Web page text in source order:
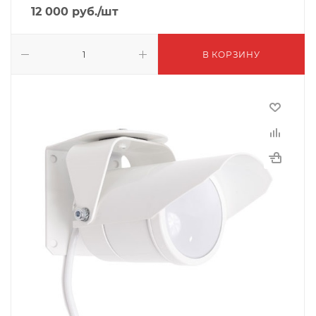
12 000 руб./шт
В КОРЗИНУ